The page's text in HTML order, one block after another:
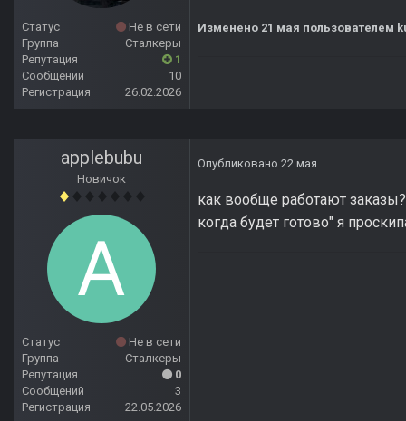
Статус
Не в сети
Группа
Сталкеры
Репутация
1
Сообщений
10
Регистрация
26.02.2026
Изменено 21 мая пользователем
applebubu
Новичок
Статус
Не в сети
Группа
Сталкеры
Репутация
0
Сообщений
3
Регистрация
22.05.2026
Опубликовано 22 мая
как вообще работают
когда будет готово" я